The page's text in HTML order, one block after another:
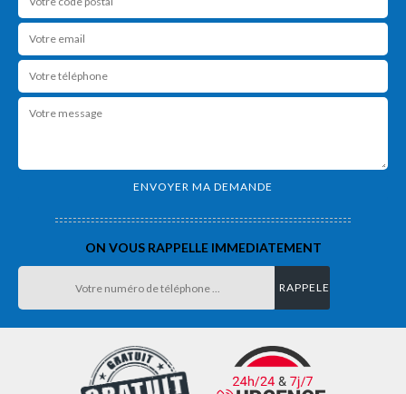
ON VOUS RAPPELLE IMMEDIATEMENT